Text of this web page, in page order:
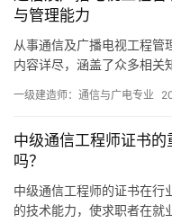
与管理能力
从事通信及广播电视工程管
内容详尽，涵盖了众多相关
一级建造师：通信与广电专业
中级通信工程师证书
吗？
中级通信工程师的证书在行
的技术能力，使求职者在就